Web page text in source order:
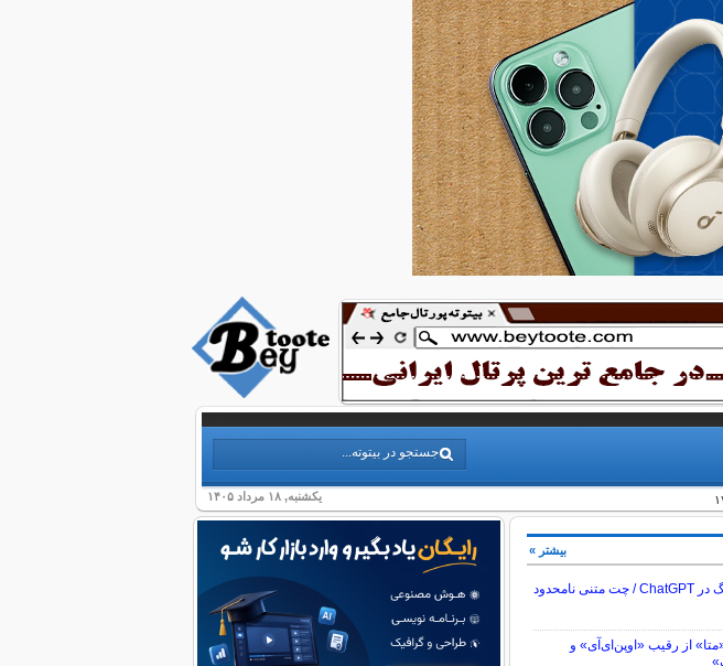
یکشنبه, ۱۸ مرداد ۱۴۰۵
تغییر بزرگ در ChatGPT / چت متنی نامحدود
از رقیب «اوپن‌ای‌آی» و
بیشتر »